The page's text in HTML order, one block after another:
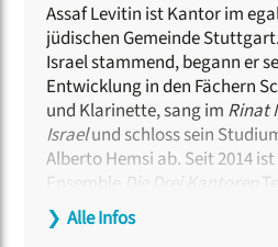
Assaf Levitin ist Kantor im
jüdischen Gemeinde
Israel stammend, begann er
Entwicklung in den Fächern
und Klarinette, sang im Rinat
Israelund schloss sein
Alberto Hemsi ab. Seit 2014
Ensemble
Die Drei Kantoren
Kulturprogramms des
Deutschland. Im Jahr 2017
❯ Alle Infos